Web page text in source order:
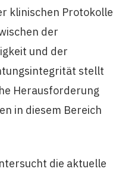
klinischen Protokolle
der
und der
stellt
Herausforderung
in diesem Bereich
die aktuelle